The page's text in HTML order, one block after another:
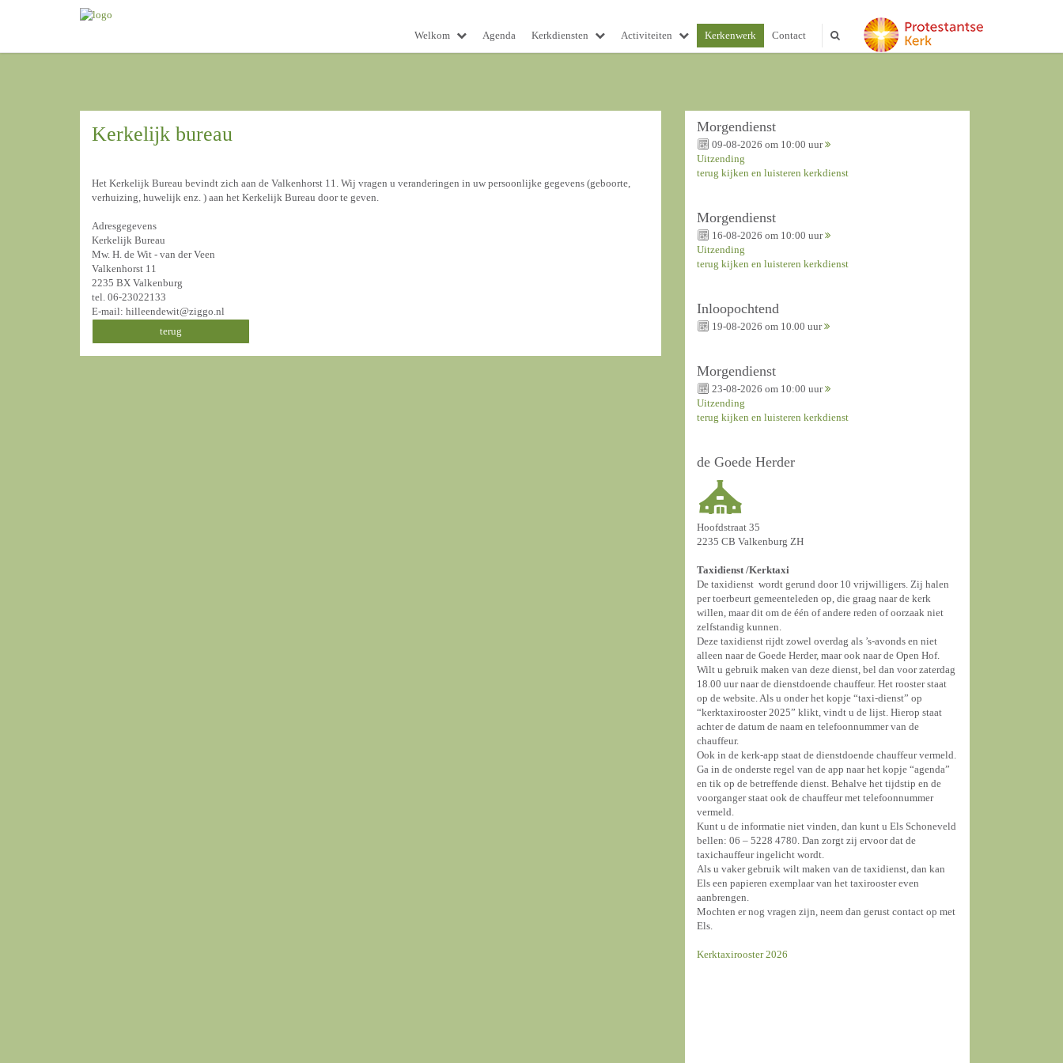
Welkom Agenda Kerkdiensten Activiteiten Kerkenwerk Contact
Kerkelijk bureau
Het Kerkelijk Bureau bevindt zich aan de Valkenhorst 11. Wij vragen u veranderingen in uw persoonlijke gegevens (geboorte,
verhuizing, huwelijk enz. ) aan het Kerkelijk Bureau door te geven.
Adresgegevens
Kerkelijk Bureau
Mw. H. de Wit - van der Veen
Valkenhorst 11
2235 BX Valkenburg
tel. 06-23022133
E-mail: hilleendewit@ziggo.nl
terug
Morgendienst
09-08-2026 om 10:00 uur
Uitzending
terug kijken en luisteren kerkdienst
Morgendienst
16-08-2026 om 10:00 uur
Uitzending
terug kijken en luisteren kerkdienst
Inloopochtend
19-08-2026 om 10.00 uur
Morgendienst
23-08-2026 om 10:00 uur
Uitzending
terug kijken en luisteren kerkdienst
de Goede Herder
Hoofdstraat 35
2235 CB Valkenburg ZH
Taxidienst /Kerktaxi
De taxidienst wordt gerund door 10 vrijwilligers. Zij halen
per toerbeurt gemeenteleden op, die graag naar de kerk
willen, maar dit om de één of andere reden of oorzaak niet
zelfstandig kunnen.
Deze taxidienst rijdt zowel overdag als ’s-avonds en niet
alleen naar de Goede Herder, maar ook naar de Open Hof.
Wilt u gebruik maken van deze dienst, bel dan voor zaterdag
18.00 uur naar de dienstdoende chauffeur. Het rooster staat
op de website. Als u onder het kopje “taxi-dienst” op
“kerktaxirooster 2025” klikt, vindt u de lijst. Hierop staat
achter de datum de naam en telefoonnummer van de
chauffeur.
Ook in de kerk-app staat de dienstdoende chauffeur vermeld.
Ga in de onderste regel van de app naar het kopje “agenda”
en tik op de betreffende dienst. Behalve het tijdstip en de
voorganger staat ook de chauffeur met telefoonnummer
vermeld.
Kunt u de informatie niet vinden, dan kunt u Els Schoneveld
bellen: 06 – 5228 4780. Dan zorgt zij ervoor dat de
taxichauffeur ingelicht wordt.
Als u vaker gebruik wilt maken van de taxidienst, dan kan
Els een papieren exemplaar van het taxirooster even
aanbrengen.
Mochten er nog vragen zijn, neem dan gerust contact op met
Els.
Kerktaxirooster 2026